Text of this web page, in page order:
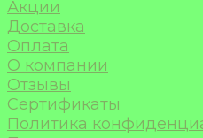
Акции
Доставка
Оплата
О компании
Отзывы
Сертификаты
Политика